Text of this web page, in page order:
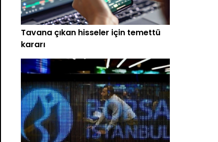
Tavana çıkan hisseler için temettü
kararı